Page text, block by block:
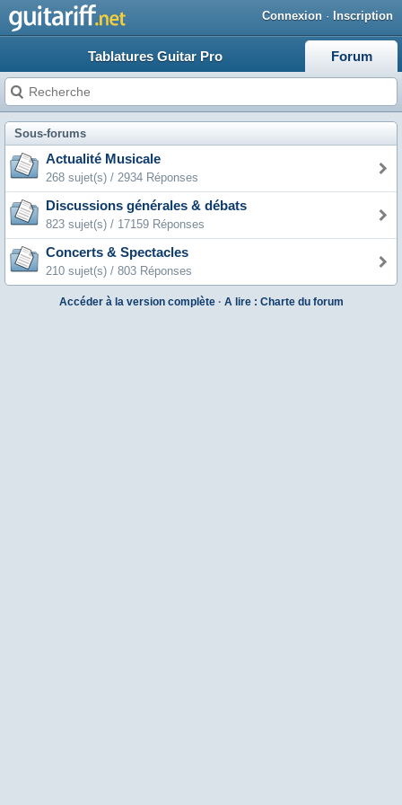
Connexion · Inscription
Tablatures Guitar Pro Forum
Sous-forums
Actualité Musicale
268 sujet(s) / 2934 Réponses
Discussions générales & débats
823 sujet(s) / 17159 Réponses
Concerts & Spectacles
210 sujet(s) / 803 Réponses
Accéder à la version complète· A lire : Charte du forum